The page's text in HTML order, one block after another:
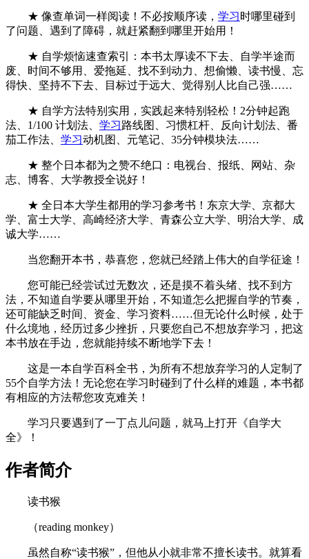
★ 像查单词一样阅读！不必按顺序读， 学习时哪里碰到
了问题、遇到了障碍，就赶紧翻到哪里开始用！
★ 自学烦恼速查索引：本书太厚读不下去、自学半途而
废、时间不够用、爱拖延、找不到动力、想偷懒、读书慢、忘
得快、坚持不下去、目标过于远大、觉得别人比自己强……
★ 自学方法特别实用，实践起来特别轻松！2分钟起跑
法、1/100 计划法、 学习路线图、习惯杠杆、反向计划法、番
茄工作法、 学习动机图、元笔记、35分钟模块法……
★ 整个日本都为之赞不绝口：电视台、报纸、网站、杂
志、博客、大学教授全说好！
★ 全日本大学生都用的学习参考书！东京大学、京都大
学、富士大学、高崎经济大学、青森公立大学、明治大学、成
诚大学……
当您翻开本书，恭喜您，您就已经踏上伟大的自学征途！
您可能已经尝试过无数次，还是摸不着头绪、找不到方
法，不知道自学要从哪里开始，不知道怎么把握自学的节奏，
还可能缺乏时间、资金、学习资料……但无论什么时候，处于
什么境地，经历过多少挫折，只要您自己不想放弃学习，把这
本书放在手边，您就能持续不断地学下去！
这是一本自学百科全书，为所有不想放弃学习的人定制了
55个自学方法！无论您在学习时碰到了什么样的难题，本书都
有相应的方法帮您攻克难关！
学习只要遇到了一丁点儿问题，就马上打开《自学大
全》！
作者简介
读书猴
（reading monkey）
虽然自称“读书猴”，但他从小就非常不擅长读书。就算看